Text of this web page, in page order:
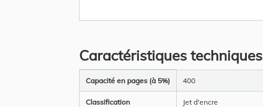
beginning
of
the
images
gallery
Caractéristiques techniques
d’information
Capacité en pages (à 5%) 400
Classification Jet d'encre